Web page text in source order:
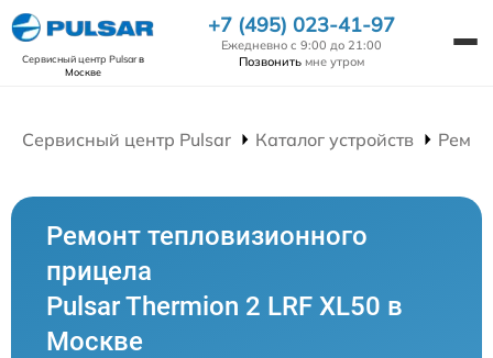
Сервисный центр Pulsarв
Москве
+7 (495) 023-41-97
Ежедневно с 9:00 до 21:00
Позвонить мне утром
Сервисный центр Pulsar Каталог устройств
Ремонт тепловизионного
прицела
Pulsar Thermion 2 LRF XL50 в
Москве